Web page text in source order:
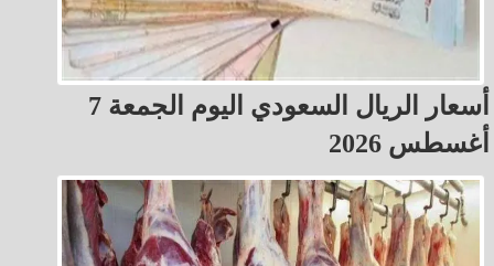
أسعار الريال السعودي اليوم الجمعة 7
أغسطس 2026